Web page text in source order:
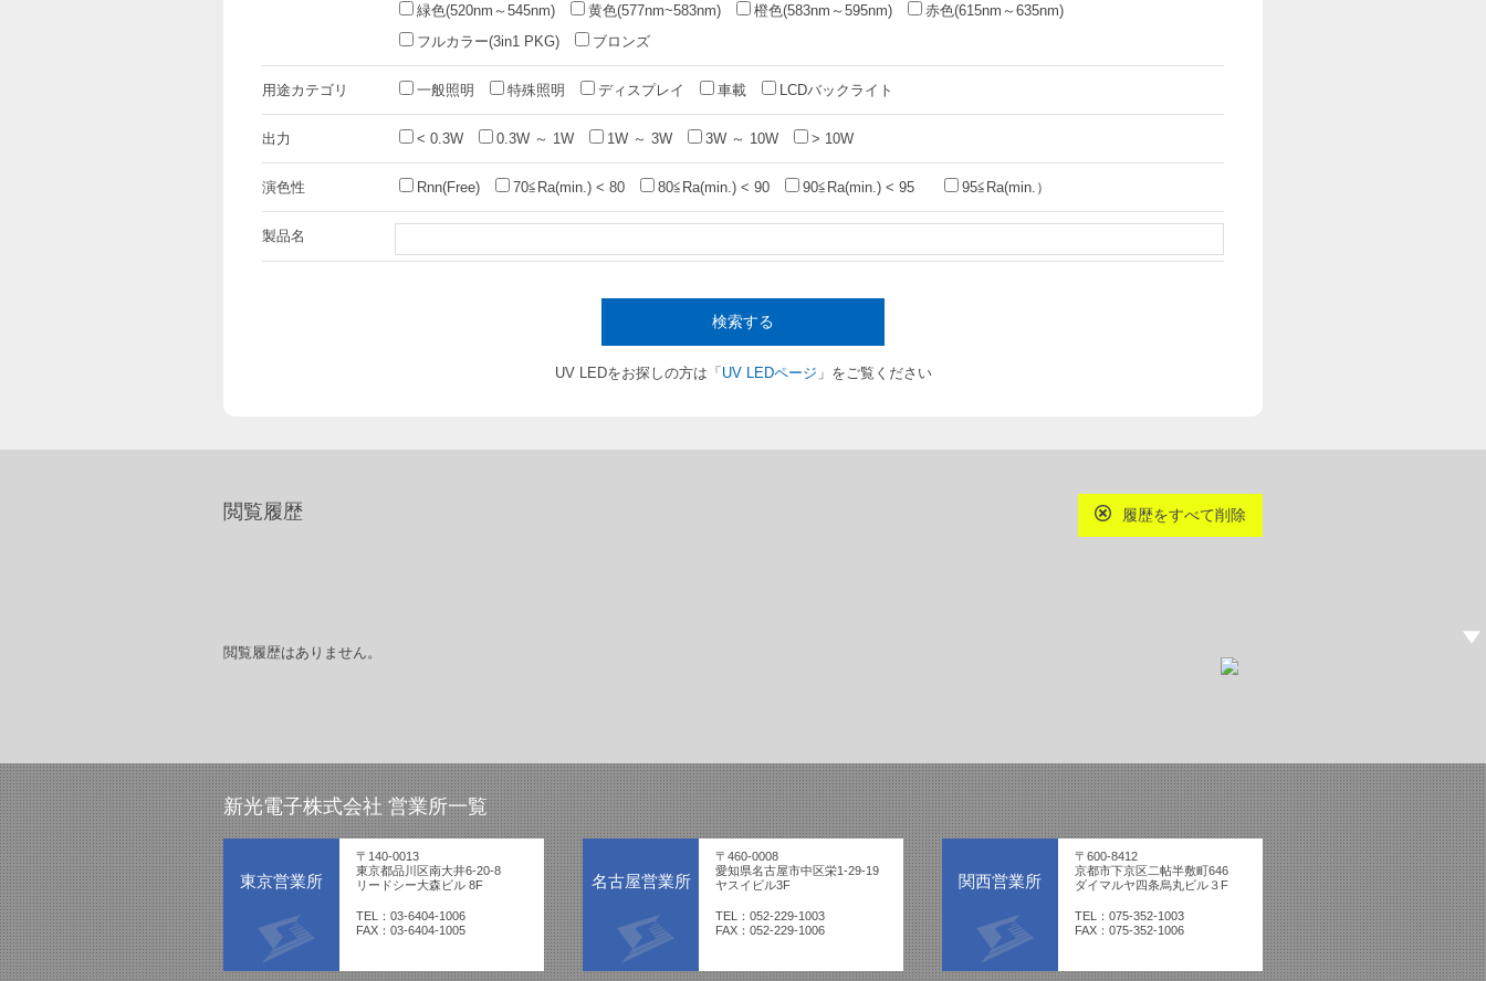
緑色(520nm～545nm)
黄色(577nm~583nm) 橙色(583nm～595nm)
赤色(615nm～635nm)
フルカラー(3in1 PKG)
ブロンズ
用途カテゴリ 一般照明 特殊照明 ディスプレイ 車載 LCDバックライト
出力 < 0.3W 0.3W ～ 1W 1W ～ 3W 3W ～ 10W > 10W
演色性 Rnn(Free) 70≦Ra(min.) < 80 80≦Ra(min.) < 90 90≦Ra(min.) < 95 95≦Ra(min.）
製品名
検索する
UV LEDをお探しの方は「 UV LEDページ 」をご覧ください
閲覧履歴 履歴をすべて削除
閲覧履歴はありません。
新光電子株式会社 営業所一覧
東京営業所
〒140-0013
東京都品川区南大井6-20-8
リードシー大森ビル 8F
TEL：03-6404-1006
FAX：03-6404-1005
名古屋営業所
〒460-0008
愛知県名古屋市中区栄1-29-19
ヤスイビル3F
TEL：052-229-1003
FAX：052-229-1006
関西営業所
〒600-8412
京都市下京区二帖半敷町646
ダイマルヤ四条烏丸ビル３F
TEL：075-352-1003
FAX：075-352-1006